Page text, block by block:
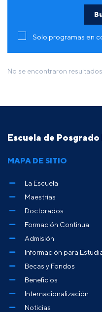
Solo programas en
No se encontraron
Escuela de Posgrado
MAPA DE SITIO
La Escuela
Maestrías
Doctorados
Formación Continua
Admisión
Información para
Becas y Fondos
Beneficios
Internacionalización
Noticias